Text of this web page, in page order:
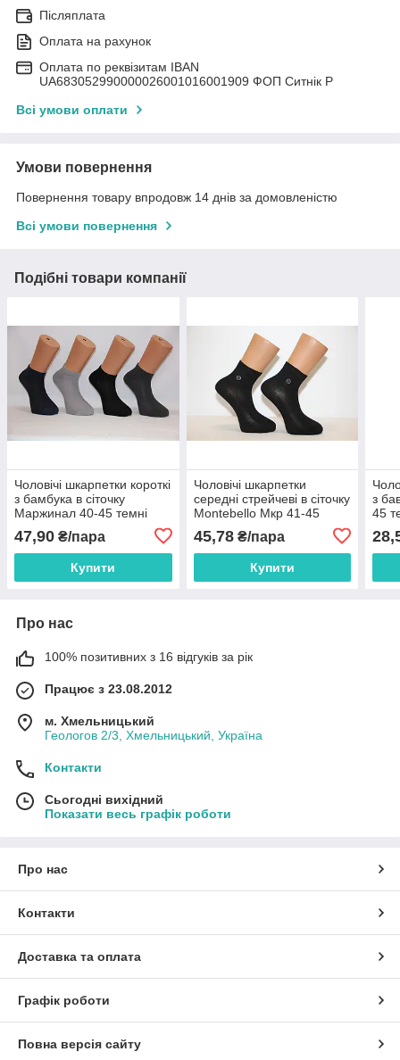
Післяплата
Оплата на рахунок
Оплата по реквізитам IBAN
UА683052990000026001016001909 ФОП Ситнік Р
Всі умови оплати
Умови повернення
Повернення товару впродовж 14 днів за домовленістю
Всі умови повернення
Подібні товари компанії
Чоловічі шкарпетки короткі
з бамбука в сіточку
Маржинал 40-45 темні
47,90 ₴/пара
Купити
Чоловічі шкарпетки
середні стрейчеві в сіточку
Montebello Мкр 41-45
45,78₴/пара
Купити
з
45
Про нас
100% позитивних з 16 відгуків за рік
Працює з 23.08.2012
м. Хмельницький
Геологов 2/3, Хмельницький, Україна
Контакти
Сьогодні вихідний
Показати весь графік роботи
Про нас
Контакти
Доставка та оплата
Графік роботи
Повна версія сайту